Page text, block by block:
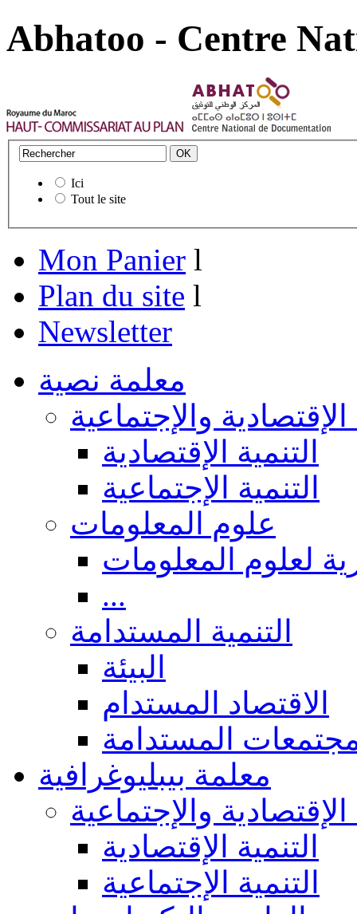
Abhatoo - Centre
Ici
Tout le site
Mon Panier l
Plan du site l
Newsletter
معلمة نصية
الإقتصادية والإجتماعية
التنمية الإقتصادية
التنمية الإجتماعية
علوم المعلومات
لعلوم المعلومات
...
التنمية المستدامة
البيئة
الاقتصاد المستدام
المستدامة
معلمة بيبليوغرافية
الإقتصادية والإجتماعية
التنمية الإقتصادية
التنمية الإجتماعية